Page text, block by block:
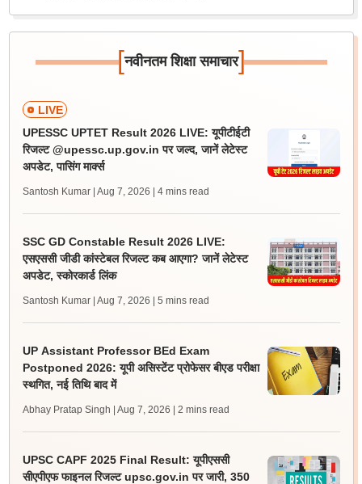
[नवीनतम शिक्षा समाचार]
LIVE
UPESSC UPTET Result 2026 LIVE: यूपीटीईटी
रिजल्ट @upessc.up.gov.in पर जल्द, जानें लेटेस्ट
अपडेट, पासिंग मार्क्स
Santosh Kumar | Aug 7, 2026 | 4 mins read
SSC GD Constable Result 2026 LIVE:
एसएससी जीडी कांस्टेबल रिजल्ट कब आएगा? जानें लेटेस्ट
अपडेट, स्कोरकार्ड लिंक
Santosh Kumar | Aug 7, 2026 | 5 mins read
UP Assistant Professor BEd Exam
Postponed 2026: यूपी असिस्टेंट प्रोफेसर बीएड परीक्षा
स्थगित, नई तिथि बाद में
Abhay Pratap Singh | Aug 7, 2026 | 2 mins read
UPSC CAPF 2025 Final Result: यूपीएससी
सीएपीएफ फाइनल रिजल्ट upsc.gov.in पर जारी, 350